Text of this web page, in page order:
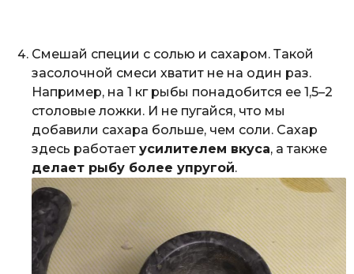
Смешай специи с солью и сахаром. Такой
засолочной смеси хватит не на один раз.
Например, на 1 кг рыбы понадобится ее 1,5–2
столовые ложки. И не пугайся, что мы
добавили сахара больше, чем соли. Сахар
здесь работает усилителем вкуса, а также
делает рыбу более упругой.